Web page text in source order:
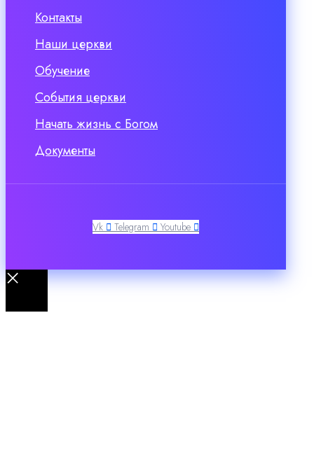
Контакты
Наши церкви
Обучение
События церкви
Начать жизнь с Богом
Документы
Vk Telegram Youtube